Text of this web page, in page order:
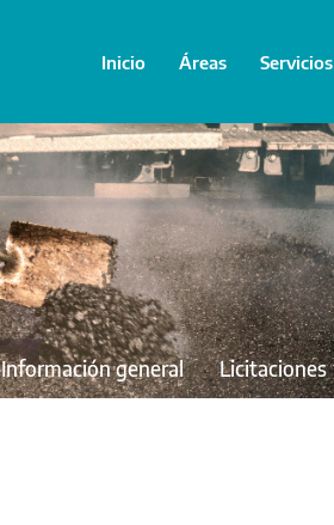
Inicio Áreas Servicios
Información general Licitaciones